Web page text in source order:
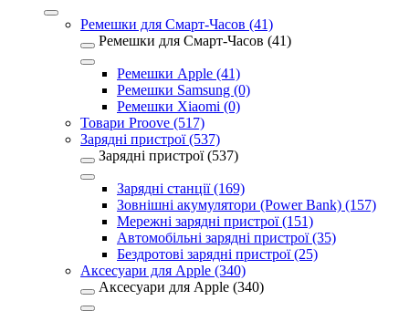
Ремешки для Смарт-Часов (41)
Ремешки для Смарт-Часов (41)
Ремешки Apple (41)
Ремешки Samsung (0)
Ремешки Xiaomi (0)
Товари Proove (517)
Зарядні пристрої (537)
Зарядні пристрої (537)
Зарядні станції (169)
Зовнішні акумулятори (Power Bank) (157)
Мережні зарядні пристрої (151)
Автомобільні зарядні пристрої (35)
Бездротові зарядні пристрої (25)
Аксесуари для Apple (340)
Аксесуари для Apple (340)